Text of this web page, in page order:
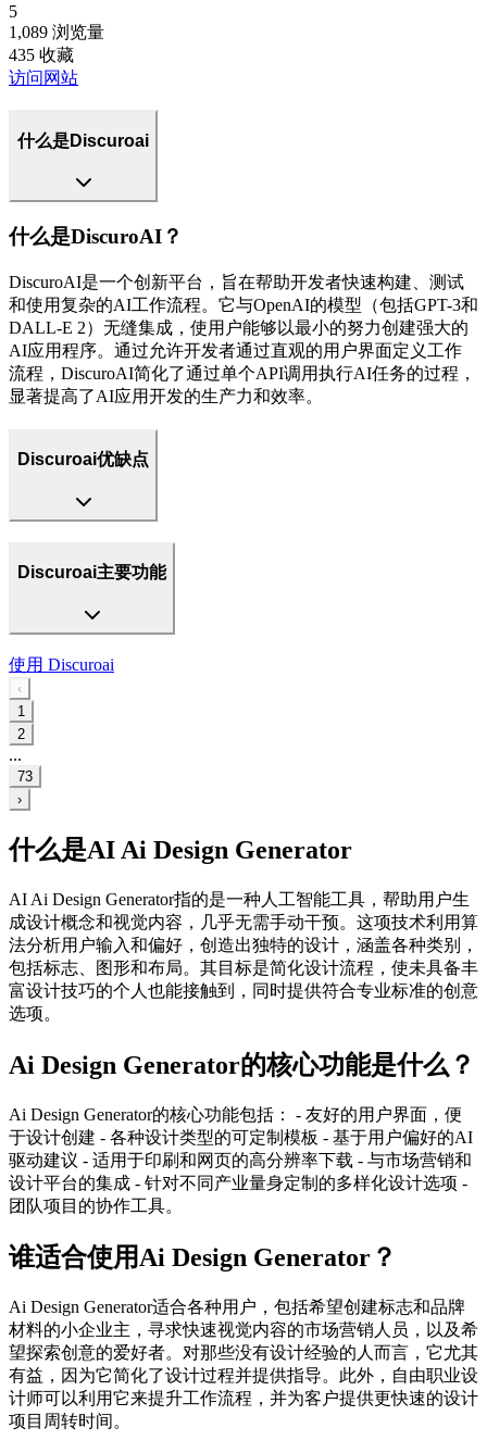
5
1,089 浏览量
435 收藏
访问网站
什么是Discuroai
什么是DiscuroAI？
DiscuroAI是一个创新平台，旨在帮助开发者快速构建、测试
和使用复杂的AI工作流程。它与OpenAI的模型（包括GPT-3和
DALL-E 2）无缝集成，使用户能够以最小的努力创建强大的
AI应用程序。通过允许开发者通过直观的用户界面定义工作
流程，DiscuroAI简化了通过单个API调用执行AI任务的过程，
显著提高了AI应用开发的生产力和效率。
Discuroai优缺点
Discuroai主要功能
使用 Discuroai
‹
1
2
...
73
›
什么是AI Ai Design Generator
AI Ai Design Generator指的是一种人工智能工具，帮助用户生
成设计概念和视觉内容，几乎无需手动干预。这项技术利用算
法分析用户输入和偏好，创造出独特的设计，涵盖各种类别，
包括标志、图形和布局。其目标是简化设计流程，使未具备丰
富设计技巧的个人也能接触到，同时提供符合专业标准的创意
选项。
Ai Design Generator的核心功能是什么？
Ai Design Generator的核心功能包括： - 友好的用户界面，便
于设计创建 - 各种设计类型的可定制模板 - 基于用户偏好的AI
驱动建议 - 适用于印刷和网页的高分辨率下载 - 与市场营销和
设计平台的集成 - 针对不同产业量身定制的多样化设计选项 -
团队项目的协作工具。
谁适合使用Ai Design Generator？
Ai Design Generator适合各种用户，包括希望创建标志和品牌
材料的小企业主，寻求快速视觉内容的市场营销人员，以及希
望探索创意的爱好者。对那些没有设计经验的人而言，它尤其
有益，因为它简化了设计过程并提供指导。此外，自由职业设
计师可以利用它来提升工作流程，并为客户提供更快速的设计
项目周转时间。